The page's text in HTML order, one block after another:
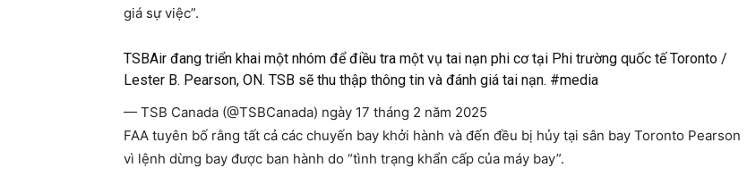
giá sự việc”.
TSBAir đang triển khai một nhóm để điều tra một vụ tai nạn phi cơ tại Phi trường quốc tế Toronto /
Lester B. Pearson, ON. TSB sẽ thu thập thông tin và đánh giá tai nạn. #media
— TSB Canada (@TSBCanada) ngày 17 tháng 2 năm 2025
FAA tuyên bố rằng tất cả các chuyến bay khởi hành và đến đều bị hủy tại sân bay Toronto Pearson
vì lệnh dừng bay được ban hành do “tình trạng khẩn cấp của máy bay”.